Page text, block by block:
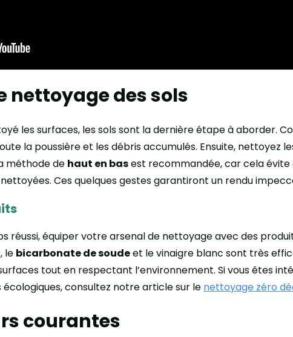
nettoyage des sols
les surfaces, les sols sont la dernière étape à aborder.
la poussière et les débris accumulés. Ensuite, nettoyez
méthode de haut en basest recommandée, car cela
Ces quelques gestes garantiront un rendu
réussi, équiper votre arsenal de nettoyage avec des
le bicarbonate de soudeet le vinaigre blanc sont très
tout en respectant l’environnement. Si vous êtes
consultez notre article sur le nettoyage zéro
courantes